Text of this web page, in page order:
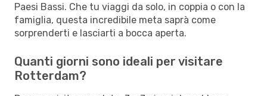
Paesi Bassi. Che tu viaggi da solo, in coppia o con la
famiglia, questa incredibile meta saprà come
sorprenderti e lasciarti a bocca aperta.
Quanti giorni sono ideali per visitare
Rotterdam?